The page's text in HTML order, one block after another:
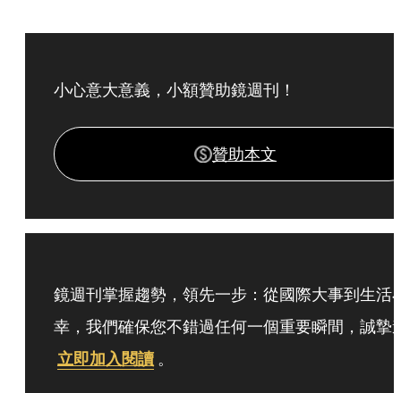
小心意大意義，小額贊助鏡週刊！
贊助本文
鏡週刊掌握趨勢，領先一步：從國際大事到生活
幸，我們確保您不錯過任何一個重要瞬間，誠摯
立即加入閱讀 。